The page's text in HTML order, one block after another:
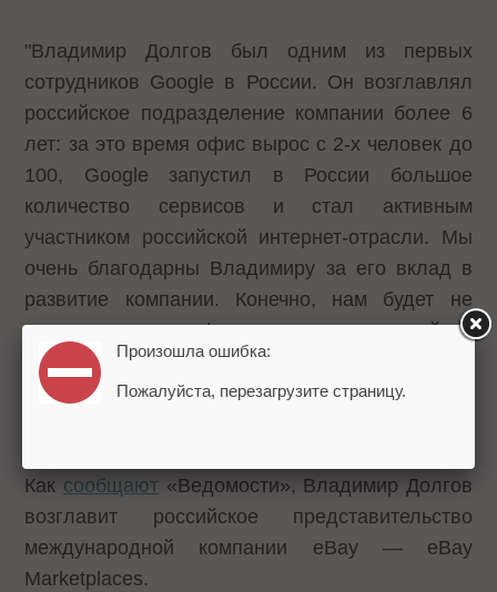
"Владимир Долгов был одним из первых
сотрудников Google в России. Он возглавлял
российское подразделение компании более 6
лет: за это время офис вырос с 2-х человек до
100, Google запустил в России большое
количество сервисов и стал активным
участником российской интернет-отрасли. Мы
очень благодарны Владимиру за его вклад в
развитие компании. Конечно, нам будет не
хватать его профессионализма, знаний и
энергии, но мы понимаем его стремление к
новым задачам и желаем ему успехов во всех
Как сообщают«Ведомости», Владимир Долгов
возглавит российское представительство
международной компании eBay — eBay
Marketplaces.
Произошла ошибка:
Пожалуйста, перезагрузите страницу.